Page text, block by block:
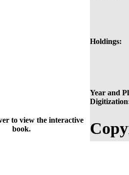
Holdings:
Year and
to view the interactive
book.